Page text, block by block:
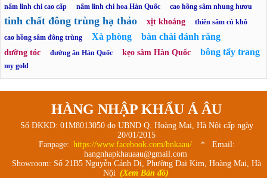
nấm linh chi cao cấp
nấm linh chi hoa Hàn Quốc cao hồng sâm nhung hươu
tinh chất đông trùng hạ thảo xịt khoáng
thiên sâm củ khô
cao hồng sâm đông trùng
Xà phòng bàn chải đánh răng
dưỡng tóc đường ăn Hàn Quốc kẹo sâm Hàn Quốc bông tẩy trang
my gold
HÀNG NHẬP KHẨU Á ÂU
Số ĐKKD: 01M8013050 do UBND Q. Hoàng Mai, Hà Nội cấp ngày
20/01/2015
Fanpage: https://www.facebook.com/hnkaau/
* Email:
hangnhapkhauaau@gmail.com
Showroom: Số 21B5 Nguyễn Cảnh Dị, Phường Đại Kim, Hoàng Mai, Hà
Nội (Xem Bản đồ)